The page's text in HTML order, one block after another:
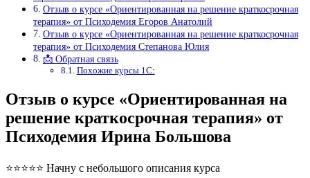
Отзыв о курсе «Ориентированная на решение краткосрочная
терапия» от Психодемия Егоров Анатолий
Отзыв о курсе «Ориентированная на решение краткосрочная
терапия» от Психодемия Степанова Юлия
📩 Обратная связь
Похожие курсы 1С:
Отзыв о курсе «Ориентированная на
решение краткосрочная терапия» от
Психодемия Ирина Большова
⭐⭐⭐⭐⭐ Начну с небольшого описания курса